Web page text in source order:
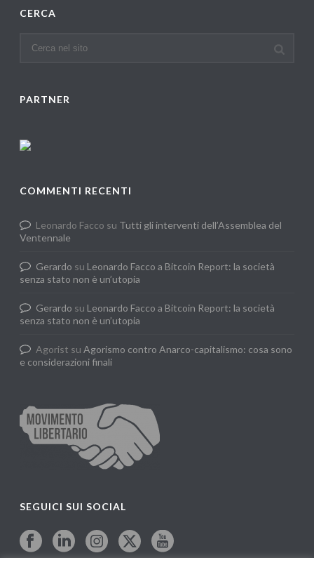
CERCA
PARTNER
COMMENTI RECENTI
Leonardo Facco su Tutti gli interventi dell’Assemblea del
Ventennale
Gerardo su Leonardo Facco a Bitcoin Report: la società
senza stato non è un’utopia
Gerardo su Leonardo Facco a Bitcoin Report: la società
senza stato non è un’utopia
Agorist suAgorismo contro Anarco-capitalismo: cosa sono
e considerazioni finali
SEGUICI SUI SOCIAL